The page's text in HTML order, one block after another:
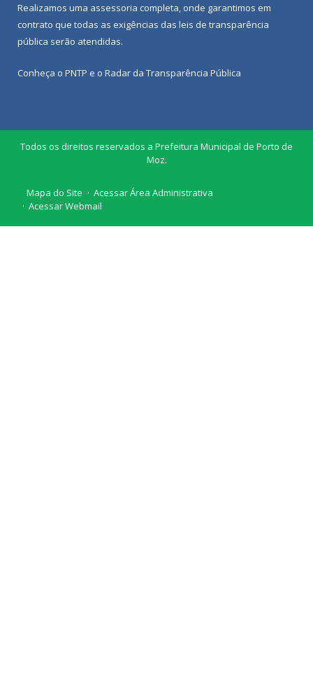
Realizamos uma assessoria completa, onde garantimos em
contrato que todas as exigências das leis de transparência
pública serão atendidas.
Conheça o PNTP e o Radar da Transparência Pública
Todos os direitos reservados a Prefeitura Municipal de Porto de
Moz.
Mapa do Site
Acessar Área Administrativa
Acessar Webmail